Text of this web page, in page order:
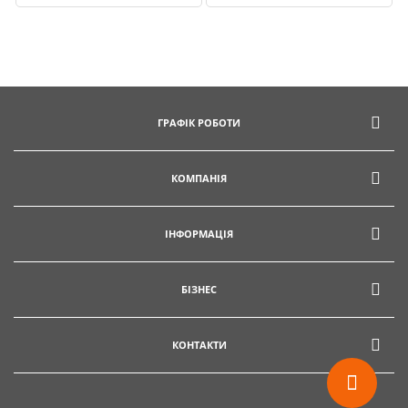
ГРАФІК РОБОТИ
КОМПАНІЯ
ІНФОРМАЦІЯ
БІЗНЕС
КОНТАКТИ